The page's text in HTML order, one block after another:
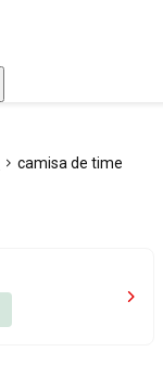
camisa de time